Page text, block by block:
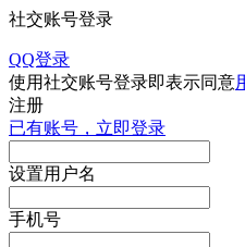
社交账号登录
QQ登录
使用社交账号登录即表示同意
注册
已有账号，立即登录
设置用户名
手机号